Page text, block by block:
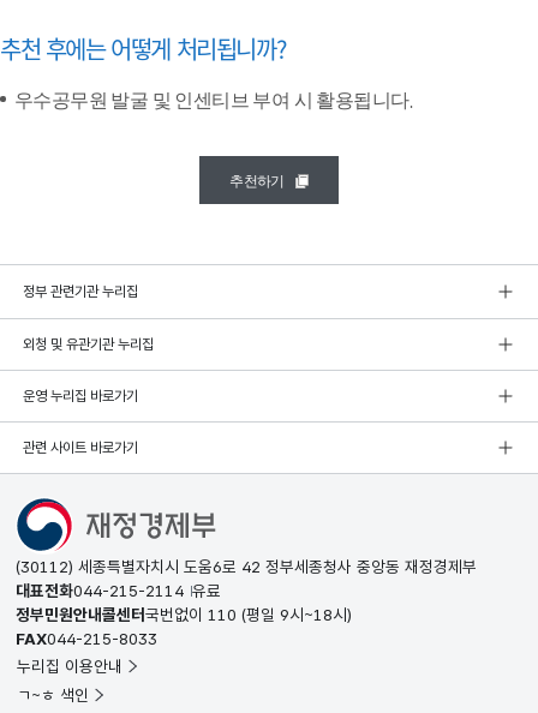
추천 후에는 어떻게 처리됩니까?
우수공무원 발굴 및 인센티브 부여 시 활용됩니다.
추천하기
정부 관련기관 누리집
외청 및 유관기관 누리집
운영 누리집 바로가기
관련 사이트 바로가기
(30112) 세종특별자치시 도움6로 42 정부세종청사 중앙동 재정경제부
대표전화044-215-2114 유료
정부민원안내콜센터국번없이 110 (평일 9시~18시)
FAX044-215-8033
누리집 이용안내
ㄱ~ㅎ 색인